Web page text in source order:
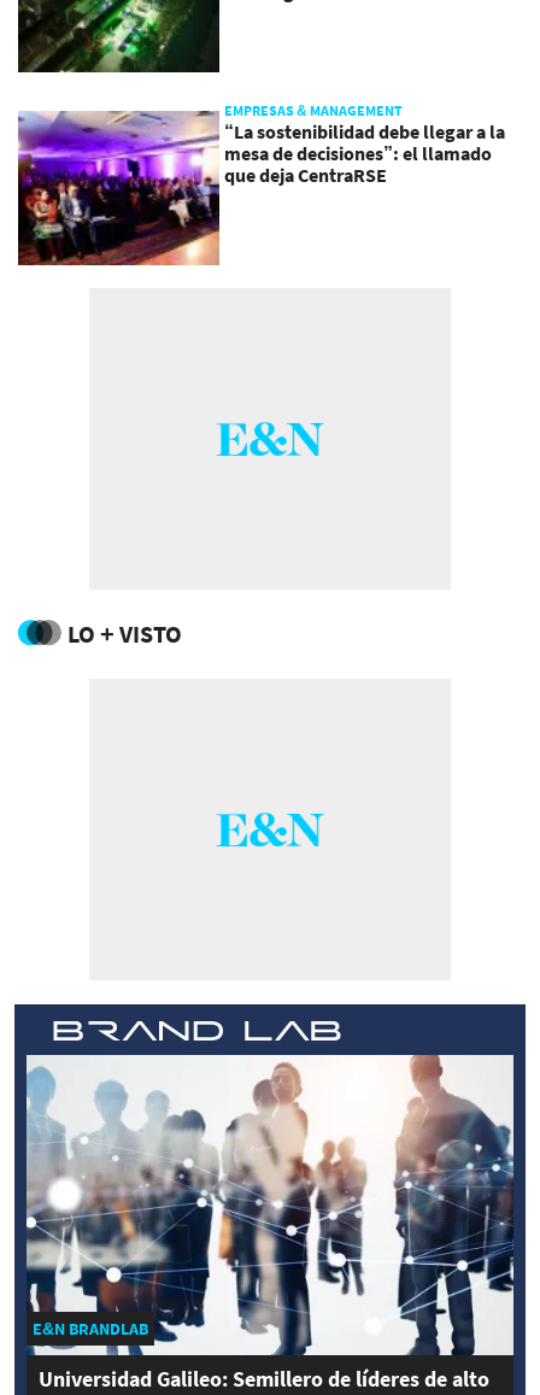
EMPRESAS & MANAGEMENT
“La sostenibilidad debe llegar a la
mesa de decisiones”: el llamado
que deja CentraRSE
LO + VISTO
E&N BRANDLAB
Universidad Galileo: Semillero de líderes de alto